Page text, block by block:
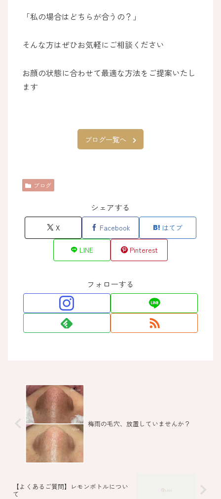
「私の場合はどちらが合うの？」
そんな方はぜひお気軽にご相談ください
お顔の状態に合わせて最適な方法をご提案いたし
ます
ブログ一覧へ
ブログ
シェアする
X Facebook はてブ
LINE Pinterest
フォローする
梅雨の毛穴、放置していませんか？
【よくあるご質問】レモンボトルについ
て